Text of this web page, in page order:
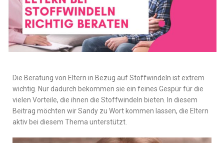
Die Beratung von Eltern in Bezug auf Stoffwindeln ist extrem
wichtig. Nur dadurch bekommen sie ein feines Gespür für die
vielen Vorteile, die ihnen die Stoffwindeln bieten. In diesem
Beitrag möchten wir Sandy zu Wort kommen lassen, die Eltern
aktiv bei diesem Thema unterstützt.